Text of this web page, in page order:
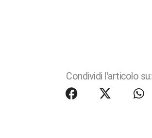
Condividi l'articolo su: